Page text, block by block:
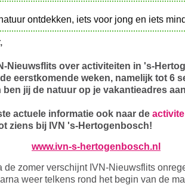
Nieuwsflits over activiteiten in 's-
eerstkomende weken, namelijk tot 6
ben jij de natuur op je vakantieadres
actuele informatie ook naar de
ziens bij IVN 's-Hertogenbosch!
www.ivn-s-hertogenbosch.nl
de zomer verschijnt IVN-Nieuwsflits
weer telkens rond het begin van de